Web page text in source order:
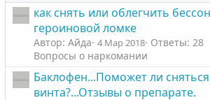
как снять или облегчить
героиновой ломке
Автор: Айда 4 Мар 2018 Ответы: 28
Вопросы о наркомании
Баклофен...Поможет ли сняться
винта?...Отзывы о препарате.